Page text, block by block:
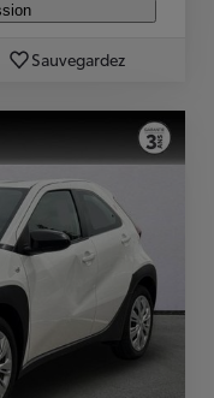
Sauvegardez